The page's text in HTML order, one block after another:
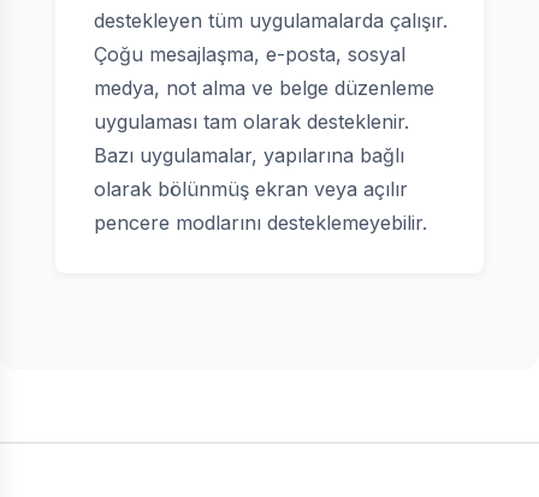
destekleyen tüm uygulamalarda çalışır.
Çoğu mesajlaşma, e-posta, sosyal
medya, not alma ve belge düzenleme
uygulaması tam olarak desteklenir.
Bazı uygulamalar, yapılarına bağlı
olarak bölünmüş ekran veya açılır
pencere modlarını desteklemeyebilir.